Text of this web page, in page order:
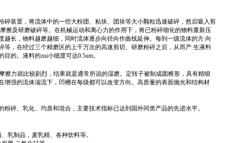
装置，将流体中的一些大粉团、粘块、团块等大小颗粒迅速破碎，然后吸入剪
擦及研磨破碎等。在机械运动和离心力的作用下，将已粉碎细化的物料重新压
长，物料越磨越细，同时流体逐步向径向作曲线延伸。每到一级流体的方 向
，在经过三个精磨区的上千万次的高速剪切、研磨粉碎之后，从而产 生液料
的。液料的zui小细度可达0.5um。
力就比较剧烈，结果就是通常所说的湿磨。定转子被制成圆椎形，具有精细
强的流体湍流下，凹槽在每级都可以改变方向。高质量的表面抛光和结构材
碎、乳化、均质和混合，主要技术指标已达到国外同类产品的先进水平。
乳制品，麦乳精、各种饮料等。